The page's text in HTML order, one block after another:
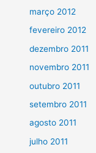
março 2012
fevereiro 2012
dezembro 2011
novembro 2011
outubro 2011
setembro 2011
agosto 2011
julho 2011